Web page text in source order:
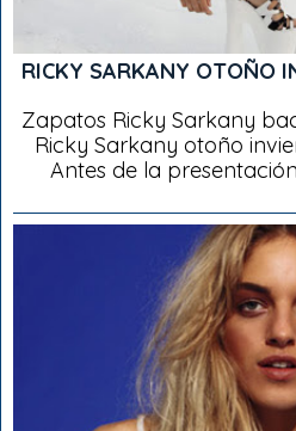
RICKY SARKANY OTOÑO
Zapatos Ricky Sarkany
Ricky Sarkany otoño
Antes de la